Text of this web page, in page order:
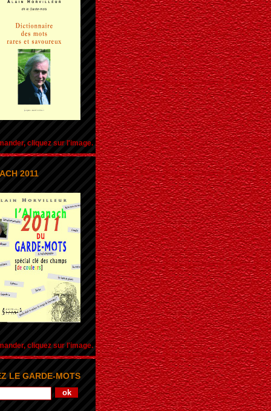
cliquez sur l'image.
2011
cliquez sur l'image.
LE GARDE-MOTS